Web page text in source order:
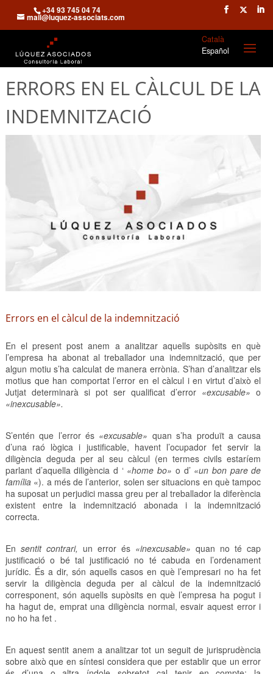
+34 93 745 04 74
mail@luquez-associats.com
Català
Español
ERRORS EN EL CÀLCUL DE LA
INDEMNITZACIÓ
Errors en el càlcul de la indemnització
En el present post anem a analitzar aquells supòsits en què
l’empresa ha abonat al treballador una indemnització, que per
algun motiu s’ha calculat de manera errònia. S’han d’analitzar els
motius que han comportat l’error en el càlcul i en virtut d’això el
Jutjat determinarà si pot ser qualificat d’error «excusable» o
«inexcusable».
S’entén que l’error és «excusable» quan s’ha produït a causa
d’una raó lògica i justificable, havent l’ocupador fet servir la
diligència deguda per al seu càlcul (en termes civils estaríem
parlant d’aquella diligència d ‘ «home bo» o d’ «un bon pare de
família«). a més de l’anterior, solen ser situacions en què tampoc
ha suposat un perjudici massa greu per al treballador la diferència
existent entre la indemnització abonada i la indemnització
correcta.
En sentit contrari, un error és «inexcusable» quan no té cap
justificació o bé tal justificació no té cabuda en l’ordenament
jurídic. És a dir, són aquells casos en què l’empresari no ha fet
servir la diligència deguda per al càlcul de la indemnització
corresponent, són aquells supòsits en què l’empresa ha pogut i
ha hagut de, emprat una diligència normal, esvair aquest error i
no ho ha fet .
En aquest sentit anem a analitzar tot un seguit de jurisprudència
sobre això que en síntesi considera que per establir que un error